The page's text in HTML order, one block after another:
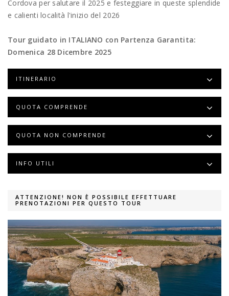
Cordova per salutare il 2025 e festeggiare in queste splendide
e calienti località l'inizio del 2026
Tour guidato in ITALIANO con Partenza Garantita:
Domenica 28 Dicembre 2025
ITINERARIO
QUOTA COMPRENDE
QUOTA NON COMPRENDE
INFO UTILI
ATTENZIONE! NON È POSSIBILE EFFETTUARE
PRENOTAZIONI PER QUESTO TOUR